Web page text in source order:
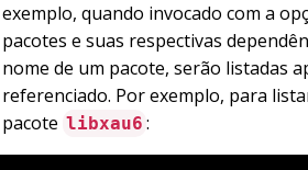
exemplo, quando invocado com a
pacotes e suas respectivas
nome de um pacote, serão listadas
referenciado. Por exemplo, para
pacote libxau6 :